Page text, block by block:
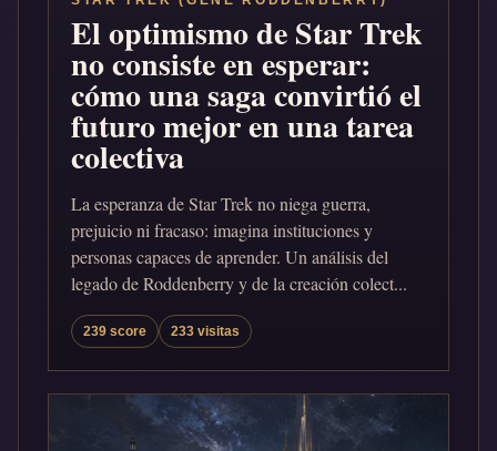
El optimismo de Star Trek
no consiste en esperar:
cómo una saga convirtió el
futuro mejor en una tarea
colectiva
La esperanza de Star Trek no niega guerra,
prejuicio ni fracaso: imagina instituciones y
personas capaces de aprender. Un análisis del
legado de Roddenberry y de la creación colect...
239 score 233 visitas